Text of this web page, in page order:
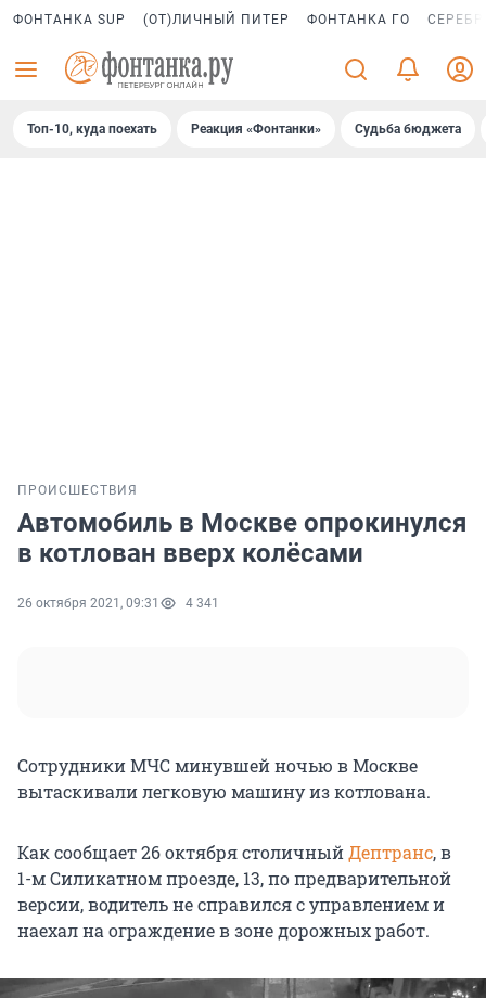
ФОНТАНКА SUP (ОТ)ЛИЧНЫЙ ПИТЕР ФОНТАНКА ГО
Топ-10, куда поехать Реакция «Фонтанки» Судьба бюджета
ПРОИСШЕСТВИЯ
Автомобиль в Москве опрокинулся
в котлован вверх колёсами
26 октября 2021, 09:31 4 341
Сотрудники МЧС минувшей ночью в Москве
вытаскивали легковую машину из котлована.
Как сообщает 26 октября столичныйДептранс, в
1-м Силикатном проезде, 13, по предварительной
версии, водитель не справился с управлением и
наехал на ограждение в зоне дорожных работ.